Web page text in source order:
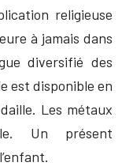
religieuse
à jamais dans
diversifié des
est disponible en
Les métaux
Un présent